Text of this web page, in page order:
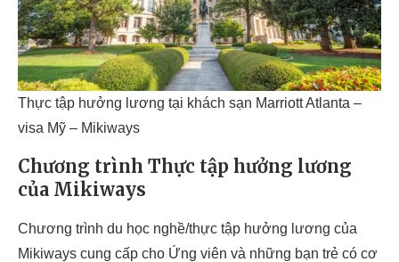
Thực tập hưởng lương tại khách sạn Marriott Atlanta –
visa Mỹ – Mikiways
Chương trình Thực tập hưởng lương
của Mikiways
Chương trình du học nghề/thực tập hưởng lương của
Mikiways cung cấp cho Ứng viên và những bạn trẻ có cơ